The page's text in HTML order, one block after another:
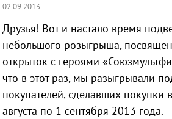
02.09.2013
Друзья! Вот и настало время
небольшого розыгрыша,
открыток с героями
что в этот раз, мы разыгрывали
покупателей, сделавших покупки
августа по 1 сентября 2013 года.